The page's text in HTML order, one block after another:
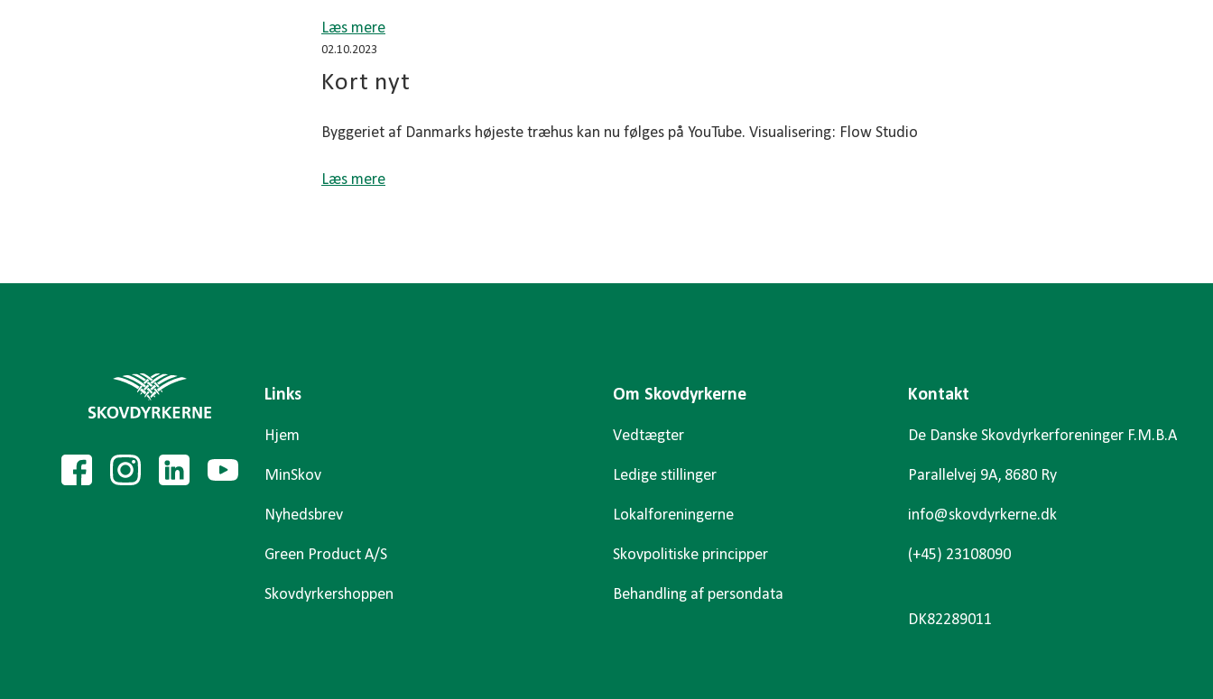
Læs mere
02.10.2023
Kort nyt
Byggeriet af Danmarks højeste træhus kan nu følges på YouTube. Visualisering: Flow Studio
Læs mere
Links
Hjem
MinSkov
Nyhedsbrev
Green Product A/S
Skovdyrkershoppen
Om Skovdyrkerne
Vedtægter
Ledige stillinger
Lokalforeningerne
Skovpolitiske principper
Behandling af persondata
Kontakt
De Danske Skovdyrkerforeninger F.M.B.A
Parallelvej 9A, 8680 Ry
info@skovdyrkerne.dk
(+45) 23108090
DK82289011